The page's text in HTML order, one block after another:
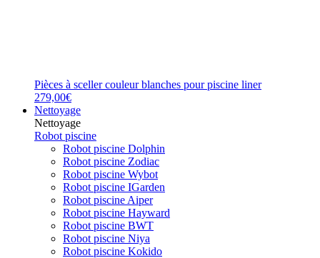
Pièces à sceller couleur blanches pour piscine liner
279,00€
Nettoyage
Nettoyage
Robot piscine
Robot piscine Dolphin
Robot piscine Zodiac
Robot piscine Wybot
Robot piscine IGarden
Robot piscine Aiper
Robot piscine Hayward
Robot piscine BWT
Robot piscine Niya
Robot piscine Kokido